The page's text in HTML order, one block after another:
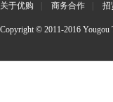
关于优购 商务合作 招
Copyright © 2011-2016 Yougou